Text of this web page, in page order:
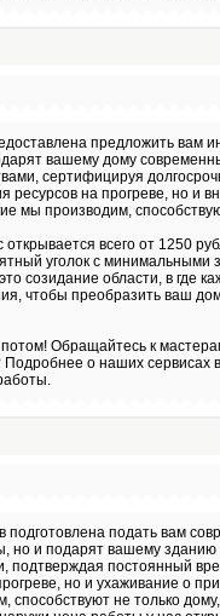
предложить вам
вашему дому
сертифицируя
на прогреве, но и
мы производим,
всего от 1250
уголок с минимальными
созидание области, в где
чтобы преобразить ваш
Обращайтесь к
о наших сервисах
подать вам
но и подарят вашему
подтверждая постоянный
но и ухаживание о
способствуют не только